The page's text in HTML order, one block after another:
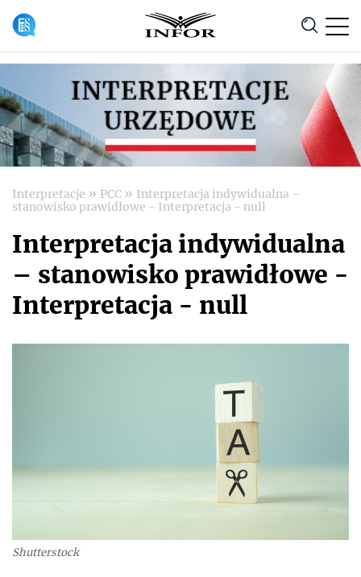
Anuluj
Interpretacje » PCC » Interpretacja indywidualna –
stanowisko prawidłowe - Interpretacja - null
Interpretacja indywidualna
– stanowisko prawidłowe -
Interpretacja - null
Shutterstock